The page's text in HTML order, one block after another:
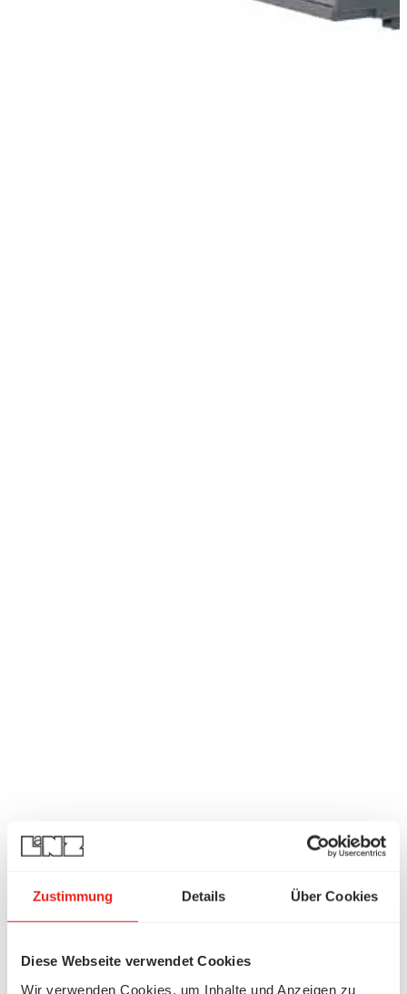
Zustimmung Details Über Cookies
Diese Webseite verwendet Cookies
Wir verwenden Cookies, um Inhalte und Anzeigen zu